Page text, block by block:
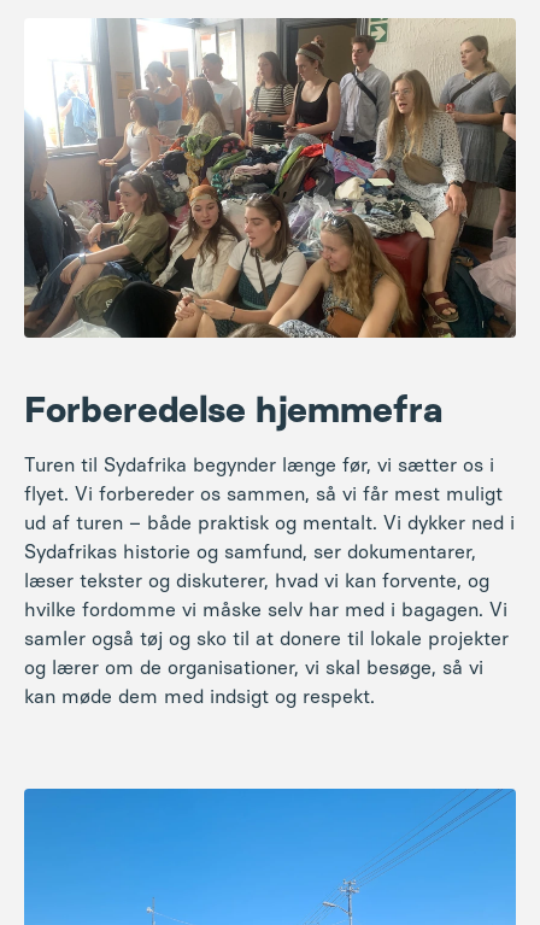
Forberedelse hjemmefra
Turen til Sydafrika begynder længe før, vi sætter os i
flyet. Vi forbereder os sammen, så vi får mest muligt
ud af turen – både praktisk og mentalt. Vi dykker ned i
Sydafrikas historie og samfund, ser dokumentarer,
læser tekster og diskuterer, hvad vi kan forvente, og
hvilke fordomme vi måske selv har med i bagagen. Vi
samler også tøj og sko til at donere til lokale projekter
og lærer om de organisationer, vi skal besøge, så vi
kan møde dem med indsigt og respekt.